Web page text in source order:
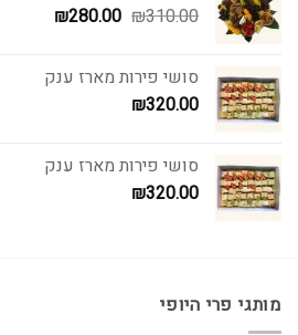
₪310.00
המחיר
₪310.00.
₪280.00 המחיר
₪280.00.סושי פירות מארז ענק
₪320.00
סושי פירות מארז ענק
₪320.00
מותגי פרי היופי